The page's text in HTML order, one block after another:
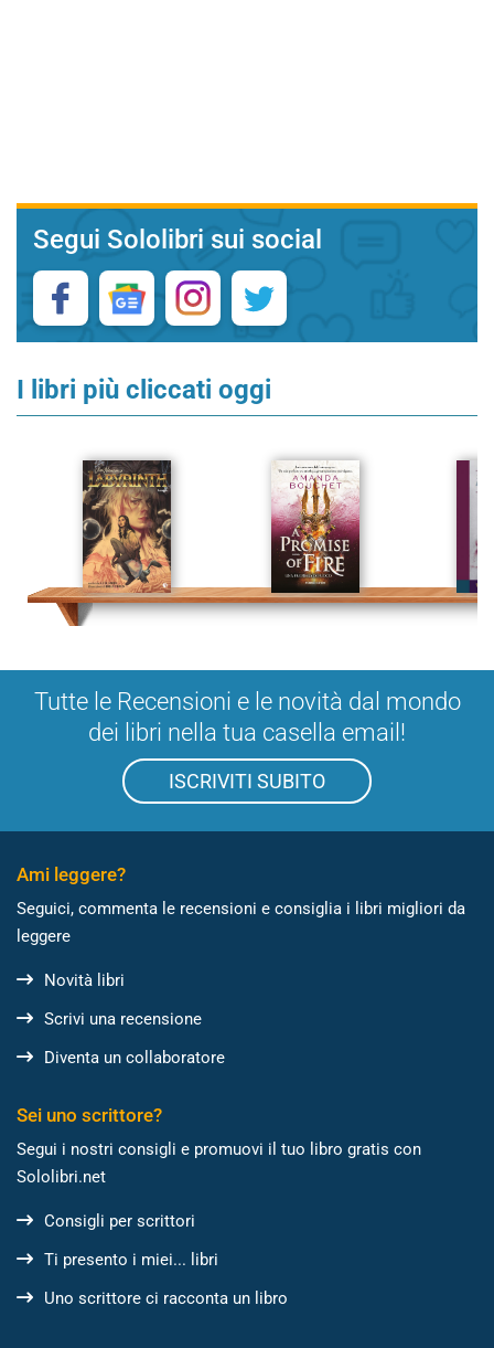
Segui Sololibri sui social
I libri più cliccati oggi
Tutte le Recensioni e le novità dal mondo
dei libri nella tua casella email!
ISCRIVITI SUBITO
Ami leggere?
Seguici, commenta le recensioni e consiglia i libri migliori da
leggere
Novità libri
Scrivi una recensione
Diventa un collaboratore
Sei uno scrittore?
Segui i nostri consigli e promuovi il tuo libro gratis con
Sololibri.net
Consigli per scrittori
Ti presento i miei... libri
Uno scrittore ci racconta un libro